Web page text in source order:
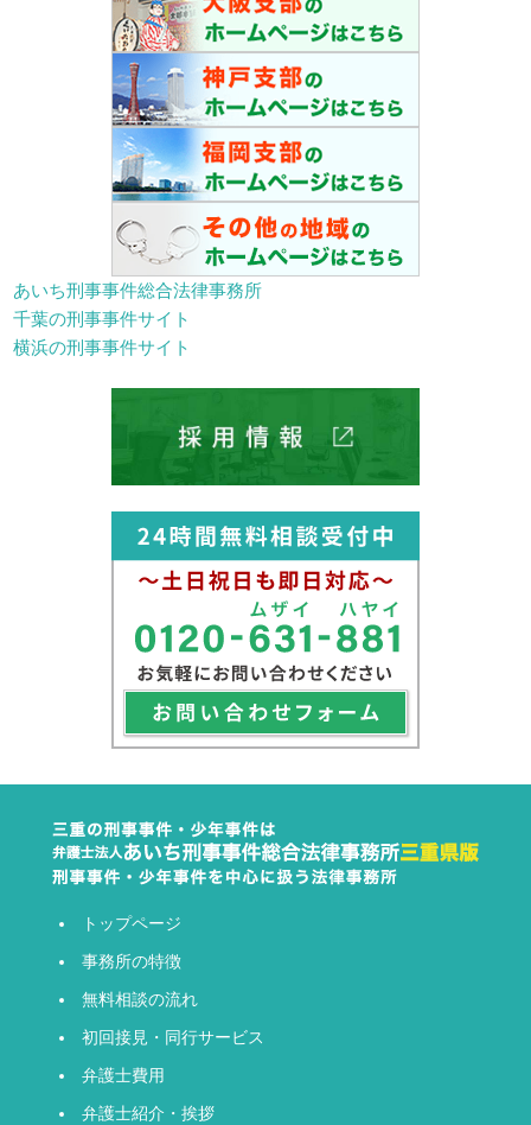
あいち刑事事件総合法律事務所
千葉の刑事事件サイト
横浜の刑事事件サイト
トップページ
事務所の特徴
無料相談の流れ
初回接見・同行サービス
弁護士費用
弁護士紹介・挨拶